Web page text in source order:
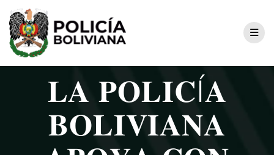
𝐋𝐀 𝐏𝐎𝐋𝐈𝐂Í𝐀
𝐁𝐎𝐋𝐈𝐕𝐈𝐀𝐍𝐀